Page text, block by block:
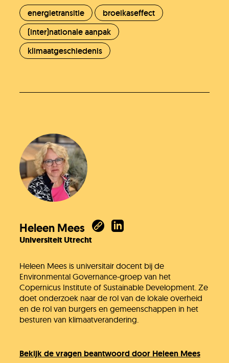
energietransitie
broeikaseffect
(inter)nationale aanpak
klimaatgeschiedenis
Heleen Mees
Universiteit Utrecht
Heleen Mees is universitair docent bij de
Environmental Governance-groep van het
Copernicus Institute of Sustainable Development. Ze
doet onderzoek naar de rol van de lokale overheid
en de rol van burgers en gemeenschappen in het
besturen van klimaatverandering.
Bekijk de vragen beantwoord door Heleen Mees